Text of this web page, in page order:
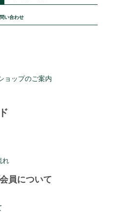
い合わせ
ョップのご案内
れ
員について